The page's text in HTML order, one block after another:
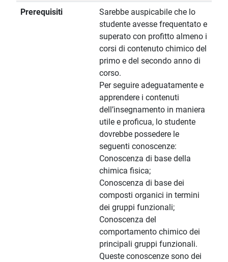
Prerequisiti
Sarebbe auspicabile che lo
studente avesse frequentato e
superato con profitto almeno i
corsi di contenuto chimico del
primo e del secondo anno di
corso.
Per seguire adeguatamente e
apprendere i contenuti
dell’insegnamento in maniera
utile e proficua, lo studente
dovrebbe possedere le
seguenti conoscenze:
Conoscenza di base della
chimica fisica;
Conoscenza di base dei
composti organici in termini
dei gruppi funzionali;
Conoscenza del
comportamento chimico dei
principali gruppi funzionali.
Queste conoscenze sono dei